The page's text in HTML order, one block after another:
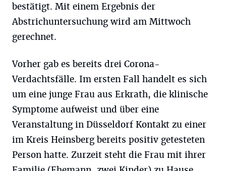
bestätigt. Mit einem Ergebnis der
Abstrichuntersuchung wird am Mittwoch
gerechnet.
Vorher gab es bereits drei Corona-
Verdachtsfälle. Im ersten Fall handelt es sich
um eine junge Frau aus Erkrath, die klinische
Symptome aufweist und über eine
Veranstaltung in Düsseldorf Kontakt zu einer
im Kreis Heinsberg bereits positiv getesteten
Person hatte. Zurzeit steht die Frau mit ihrer